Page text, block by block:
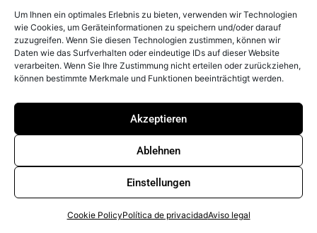
Um Ihnen ein optimales Erlebnis zu bieten, verwenden wir Technologien
wie Cookies, um Geräteinformationen zu speichern und/oder darauf
zuzugreifen. Wenn Sie diesen Technologien zustimmen, können wir
Daten wie das Surfverhalten oder eindeutige IDs auf dieser Website
verarbeiten. Wenn Sie Ihre Zustimmung nicht erteilen oder zurückziehen,
können bestimmte Merkmale und Funktionen beeinträchtigt werden.
Akzeptieren
Ablehnen
Einstellungen
Cookie PolicyPolítica de privacidadAviso legal
Urspring
Alemania
info@prinzing.eu
+49 7336
96100
Política de
cookies (UE)
Términos y
Condiciones
© 2026 Peter Prinzing GmbH Todos los derechos